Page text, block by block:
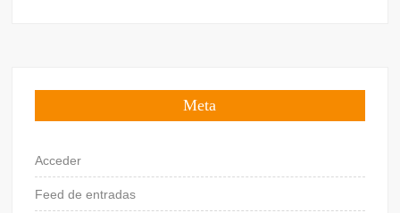
Meta
Acceder
Feed de entradas